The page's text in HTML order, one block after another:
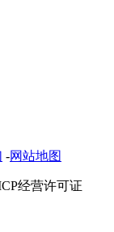
-网站地图
经营许可证